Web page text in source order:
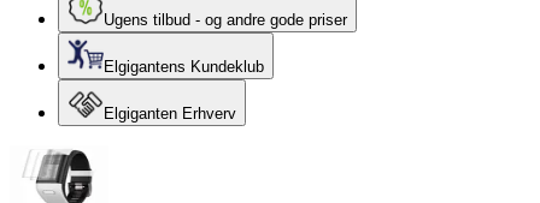
Ugens tilbud - og andre gode priser
Elgigantens Kundeklub
Elgiganten Erhverv